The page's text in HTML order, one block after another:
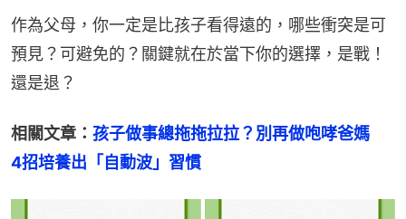
作為父母，你一定是比孩子看得遠的，哪些衝突是可
預見？可避免的？關鍵就在於當下你的選擇，是戰！
還是退？
相關文章： 孩子做事總拖拖拉拉？別再做咆哮爸媽
4招培養出「自動波」習慣